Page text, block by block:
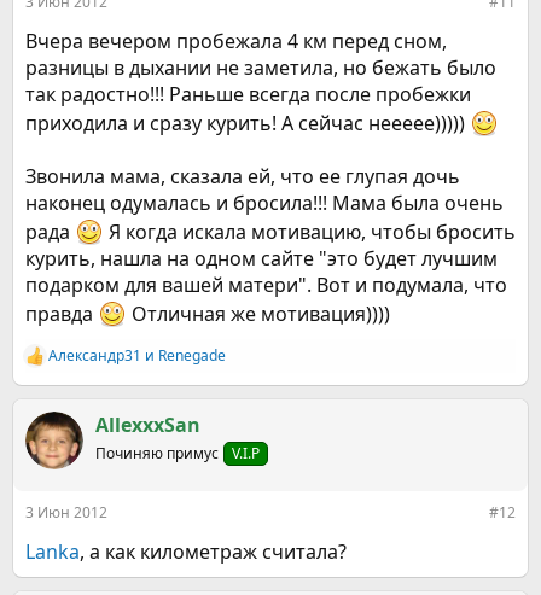
Вчера вечером пробежала 4 км перед сном,
разницы в дыхании не заметила, но бежать было
так радостно!!! Раньше всегда после пробежки
приходила и сразу курить! А сейчас неееее)))))
Звонила мама, сказала ей, что ее глупая дочь
наконец одумалась и бросила!!! Мама была очень
рада
Я когда искала мотивацию, чтобы бросить
курить, нашла на одном сайте "это будет лучшим
подарком для вашей матери". Вот и подумала, что
правда
Отличная же мотивация))))
Р
е
к
ц
и
Александр31 и Renegade
AllexxxSan
Починяю примус V.I.P
3 Июн 2012 #12
Lanka, а как километраж считала?